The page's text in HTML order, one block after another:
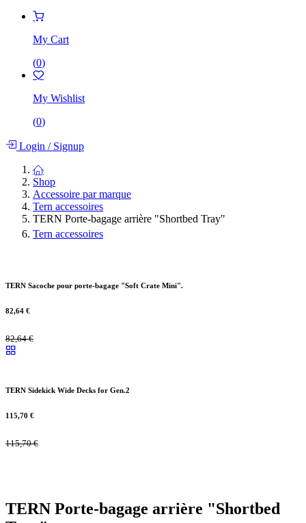
My Cart
(0)
My Wishlist
(0)
Login /Signup
Shop
Accessoire par marque
Tern accessoires
TERN Porte-bagage arrière "Shortbed Tray"
Tern accessoires
TERN Sacoche pour porte-bagage "Soft Crate Mini".
82,64 €
82,64€
TERN Sidekick Wide Decks for Gen.2
115,70 €
115,70€
TERN Porte-bagage arrière "Shortbed